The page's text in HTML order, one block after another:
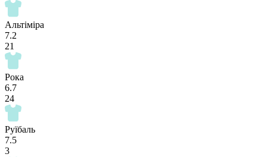
Альтіміра
7.2
21
Рока
6.7
24
Руїбаль
7.5
3